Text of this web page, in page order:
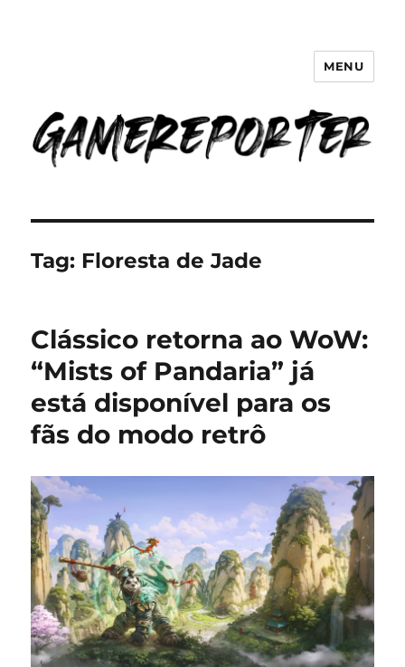
GameReporter | Cultura Gamer
MENU
Tag: Floresta de Jade
Clássico retorna ao WoW:
“Mists of Pandaria” já
está disponível para os
fãs do modo retrô